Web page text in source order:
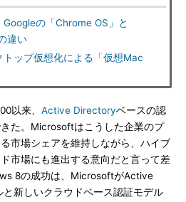
の「Chrome OS」と
違い
ップ仮想化による「仮想Mac
以来、 Active Directoryベースの認
た。Microsoftはこうした企業のプ
市場シェアを維持しながら、ハイブ
市場にも進出する意向だと言って差
8の成功は、MicrosoftがActive
新しいクラウドベース認証モデル